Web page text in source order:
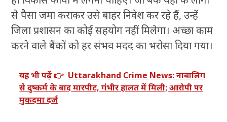
से पैसा जमा कराकर उसे बाहर निवेश कर रहे हैं, उन्हें
जिला प्रशासन का कोई सहयोग नहीं मिलेगा। अच्छा काम
करने वाले बैंकों को हर संभव मदद का भरोसा दिया गया।
यह भी पढ़ें 👉 Uttarakhand Crime News: नाबालिग
से दुष्कर्म के बाद मारपीट, गंभीर हालत में मिली; आरोपी पर
मुकदमा दर्ज